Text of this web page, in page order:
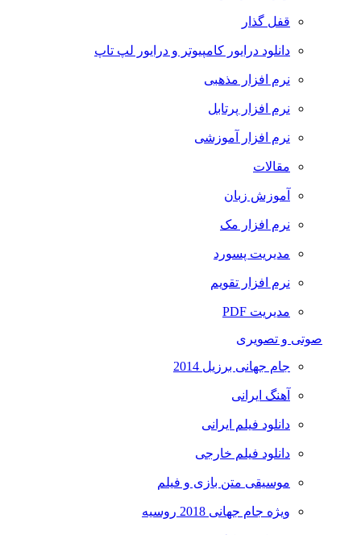
قفل گذار
دانلود درایور کامپیوتر و درایور لپ تاپ
نرم افزار مذهبی
نرم افزار پرتابل
نرم افزار آموزشی
مقالات
آموزش زبان
نرم افزار مک
مدیریت پسورد
نرم افزار تقویم
مدیریت PDF
صوتی و تصویری
جام جهانی برزیل 2014
آهنگ ایرانی
دانلود فیلم ایرانی
دانلود فیلم خارجی
موسیقی متن بازی و فیلم
ویژه جام جهانی 2018 روسیه